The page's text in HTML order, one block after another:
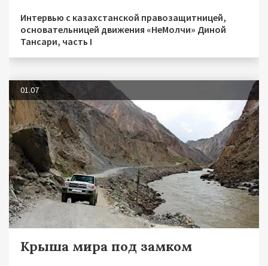
Интервью с казахстанской правозащитницей,
основательницей движения «НеМолчи» Диной
Тансари, часть I
01.07
Крыша мира под замком